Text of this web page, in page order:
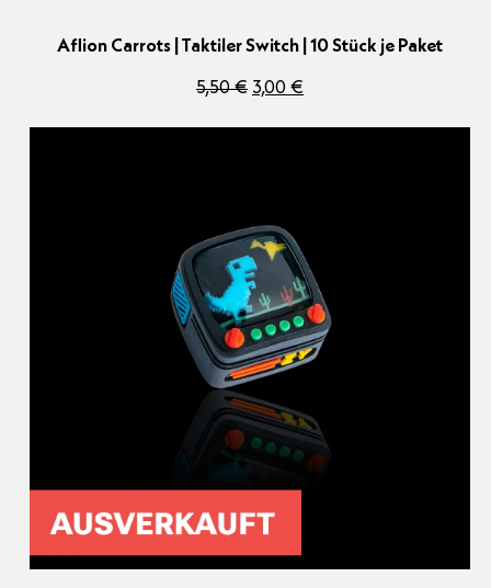
Aflion Carrots | Taktiler Switch | 10 Stück je Paket
5,50€ Ursprünglicher
3,00 €Aktueller